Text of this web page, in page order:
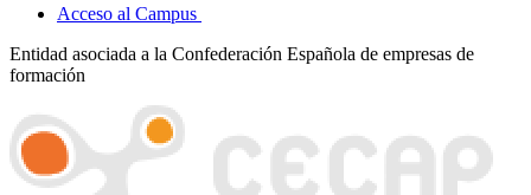
Acceso al Campus
Entidad asociada a la Confederación Española de empresas de
formación